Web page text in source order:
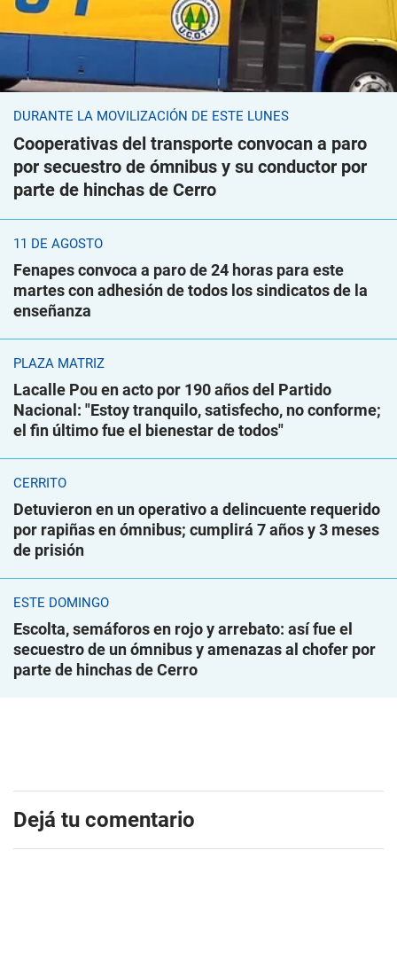
DURANTE LA MOVILIZACIÓN DE ESTE LUNES
Cooperativas del transporte convocan a paro
por secuestro de ómnibus y su conductor por
parte de hinchas de Cerro
11 DE AGOSTO
Fenapes convoca a paro de 24 horas para este
martes con adhesión de todos los sindicatos de la
enseñanza
PLAZA MATRIZ
Lacalle Pou en acto por 190 años del Partido
Nacional: "Estoy tranquilo, satisfecho, no conforme;
el fin último fue el bienestar de todos"
CERRITO
Detuvieron en un operativo a delincuente requerido
por rapiñas en ómnibus; cumplirá 7 años y 3 meses
de prisión
ESTE DOMINGO
Escolta, semáforos en rojo y arrebato: así fue el
secuestro de un ómnibus y amenazas al chofer por
parte de hinchas de Cerro
Dejá tu comentario